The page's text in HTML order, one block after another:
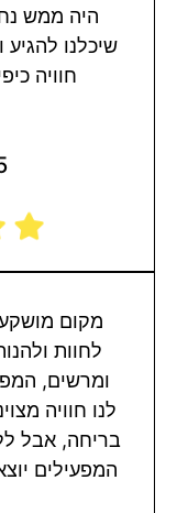
היה ממש
שיכלנו
חוויה
מקום
לחוות
ומרשים,
לנו חוויה
בריחה, אבל
המפעילים